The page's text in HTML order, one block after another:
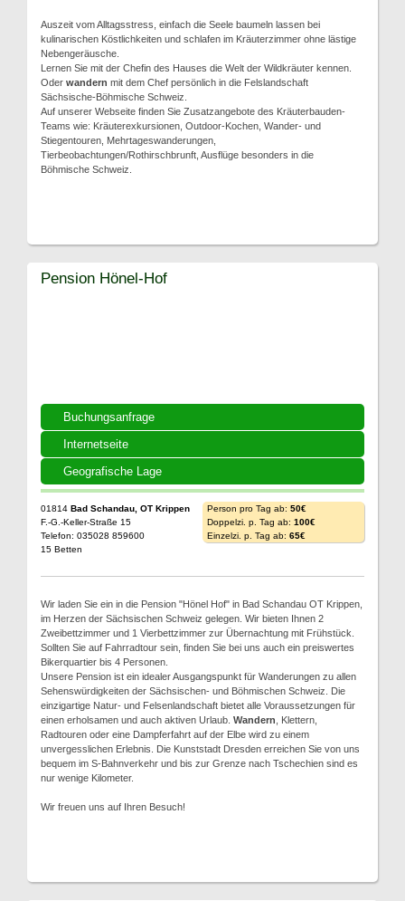
Auszeit vom Alltagsstress, einfach die Seele baumeln lassen bei
kulinarischen Köstlichkeiten und schlafen im Kräuterzimmer ohne lästige
Nebengeräusche.
Lernen Sie mit der Chefin des Hauses die Welt der Wildkräuter kennen.
Oder wandern mit dem Chef persönlich in die Felslandschaft
Sächsische-Böhmische Schweiz.
Auf unserer Webseite finden Sie Zusatzangebote des Kräuterbauden-
Teams wie: Kräuterexkursionen, Outdoor-Kochen, Wander- und
Stiegentouren, Mehrtageswanderungen,
Tierbeobachtungen/Rothirschbrunft, Ausflüge besonders in die
Böhmische Schweiz.
Buchungsanfrage
Internetseite
Geografische Lage
Pension Hönel-Hof
01814 Bad Schandau, OT Krippen
F.-G.-Keller-Straße 15
Telefon: 035028 859600
15 Betten
Person pro Tag ab: 50€
Doppelzi. p. Tag ab: 100€
Einzelzi. p. Tag ab: 65€
Wir laden Sie ein in die Pension "Hönel Hof" in Bad Schandau OT Krippen,
im Herzen der Sächsischen Schweiz gelegen. Wir bieten Ihnen 2
Zweibettzimmer und 1 Vierbettzimmer zur Übernachtung mit Frühstück.
Sollten Sie auf Fahrradtour sein, finden Sie bei uns auch ein preiswertes
Bikerquartier bis 4 Personen.
Unsere Pension ist ein idealer Ausgangspunkt für Wanderungen zu allen
Sehenswürdigkeiten der Sächsischen- und Böhmischen Schweiz. Die
einzigartige Natur- und Felsenlandschaft bietet alle Voraussetzungen für
einen erholsamen und auch aktiven Urlaub. Wandern , Klettern,
Radtouren oder eine Dampferfahrt auf der Elbe wird zu einem
unvergesslichen Erlebnis. Die Kunststadt Dresden erreichen Sie von uns
bequem im S-Bahnverkehr und bis zur Grenze nach Tschechien sind es
nur wenige Kilometer.
Wir freuen uns auf Ihren Besuch!